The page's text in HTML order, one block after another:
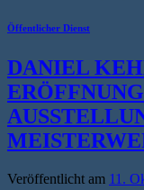
Öffentlicher Dienst
‪DANIEL
Veröffentlicht am 11.